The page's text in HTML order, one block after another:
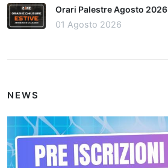
Orari Palestre Agosto 2026
01 Agosto 2026
NEWS